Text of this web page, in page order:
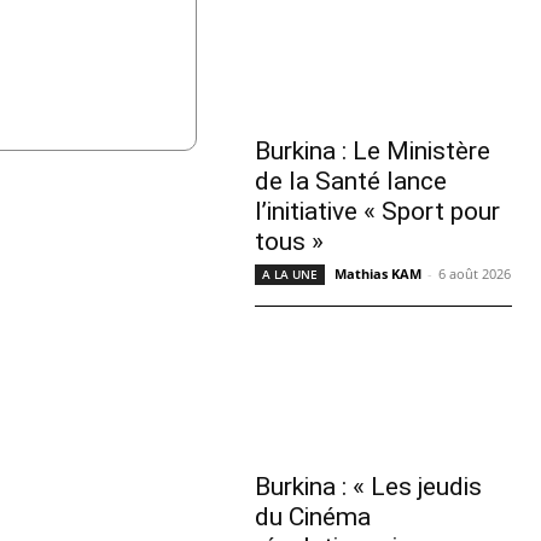
Burkina : Le Ministère
de la Santé lance
l’initiative « Sport pour
tous »
A LA UNE Mathias KAM - 6 août 2026
Burkina : « Les jeudis
du Cinéma